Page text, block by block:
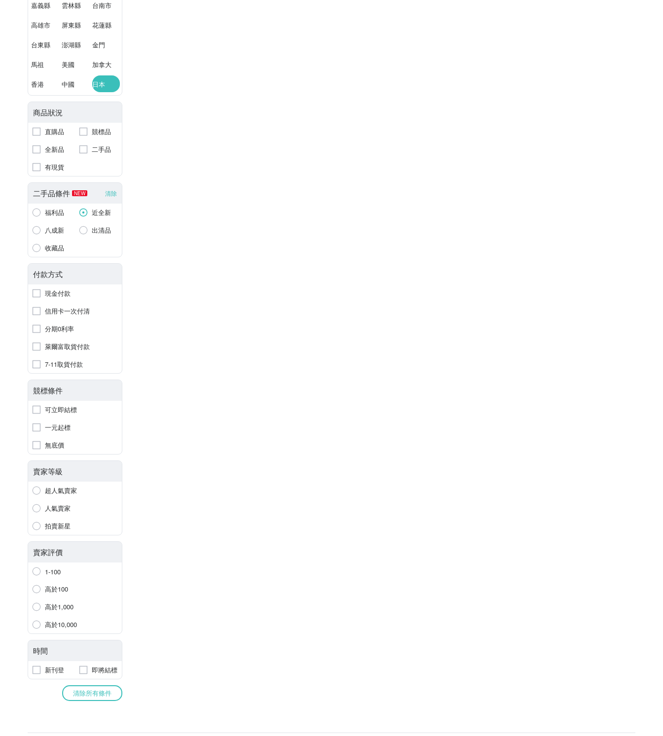
嘉義縣 雲林縣 台南市
高雄市 屏東縣 花蓮縣
台東縣 澎湖縣 金門
馬祖 美國 加拿大
香港 中國 日本
商品狀況
直購品
競標品
全新品
二手品
有現貨
二手品條件 NEW 清除
福利品
近全新
八成新
出清品
收藏品
付款方式
現金付款
信用卡一次付清
分期0利率
萊爾富取貨付款
7-11取貨付款
競標條件
可立即結標
一元起標
無底價
賣家等級
超人氣賣家
人氣賣家
拍賣新星
賣家評價
1-100
高於100
高於1,000
高於10,000
時間
新刊登 即將結標
清除所有條件